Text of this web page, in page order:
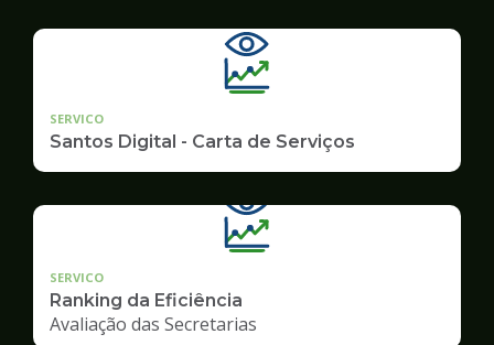
SERVICO
Santos Digital - Carta de Serviços
SERVICO
Ranking da Eficiência
Avaliação das Secretarias